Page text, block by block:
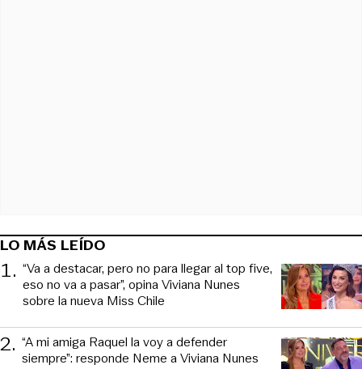
LO MÁS LEÍDO
1. “Va a destacar, pero no para llegar al top five,
eso no va a pasar”, opina Viviana Nunes
sobre la nueva Miss Chile
2. “A mi amiga Raquel la voy a defender
siempre”: responde Neme a Viviana Nunes